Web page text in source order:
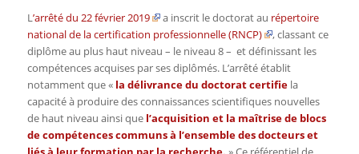
L’arrêté du 22 février 2019 a inscrit le doctorat au répertoire
national de la certification professionnelle (RNCP)
, classant ce
diplôme au plus haut niveau – le niveau 8 – et définissant les
compétences acquises par ses diplômés. L’arrêté établit
notamment que « la délivrance du doctorat certifiela
capacité à produire des connaissances scientifiques nouvelles
de haut niveau ainsi quel’acquisition et la maîtrise de blocs
de compétences communs à l’ensemble des docteurs et